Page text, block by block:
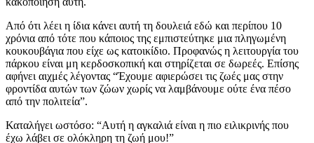
Από ότι λέει η ίδια κάνει αυτή τη δουλειά εδώ και περίπου 10
χρόνια από τότε που κάποιος της εμπιστεύτηκε μια πληγωμένη
κουκουβάγια που είχε ως κατοικίδιο. Προφανώς η λειτουργία του
πάρκου είναι μη κερδοσκοπική και στηρίζεται σε δωρεές. Επίσης
αφήνει αιχμές λέγοντας “Έχουμε αφιερώσει τις ζωές μας στην
φροντίδα αυτών των ζώων χωρίς να λαμβάνουμε ούτε ένα πέσο
από την πολιτεία”.
Καταλήγει ωστόσο: “Αυτή η αγκαλιά είναι η πιο ειλικρινής που
έχω λάβει σε ολόκληρη τη ζωή μου!”